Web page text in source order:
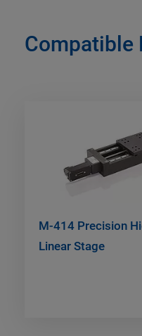
Compatible
M-414 Precision
Linear Stage